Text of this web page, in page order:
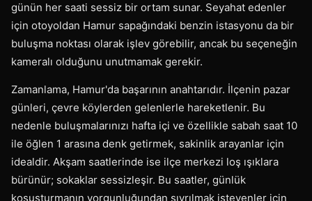
günün her saati sessiz bir ortam sunar. Seyahat edenler
için otoyoldan Hamur sapağındaki benzin istasyonu da bir
buluşma noktası olarak işlev görebilir, ancak bu seçeneğin
kameralı olduğunu unutmamak gerekir.
Zamanlama, Hamur'da başarının anahtarıdır. İlçenin pazar
günleri, çevre köylerden gelenlerle hareketlenir. Bu
nedenle buluşmalarınızı hafta içi ve özellikle sabah saat 10
ile öğlen 1 arasına denk getirmek, sakinlik arayanlar için
idealdir. Akşam saatlerinde ise ilçe merkezi loş ışıklara
bürünür; sokaklar sessizleşir. Bu saatler, günlük
koşuşturmanın yorgunluğundan sıyrılmak isteyenler için